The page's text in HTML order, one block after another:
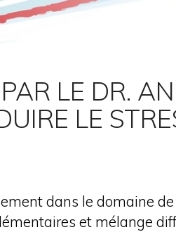
LE DR.
LE
dans le domaine
et mélange